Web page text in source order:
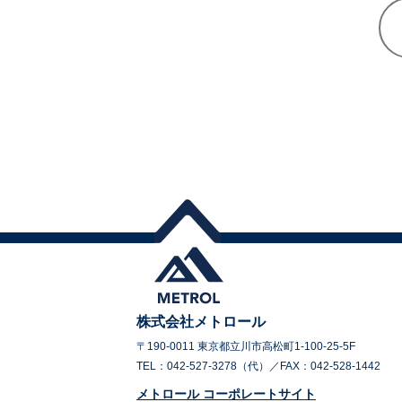
株式会社メトロール
〒190-0011 東京都立川市高松町1-100-25-5F
TEL：042-527-3278（代）／FAX：042-528-1442
メトロール コーポレートサイト